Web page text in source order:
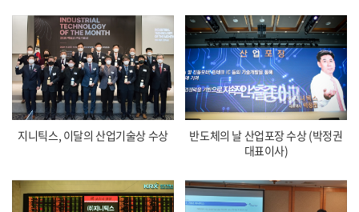
지니틱스, 이달의 산업기술상 수상
반도체의 날 산업포장 수상 (박정권
대표이사)